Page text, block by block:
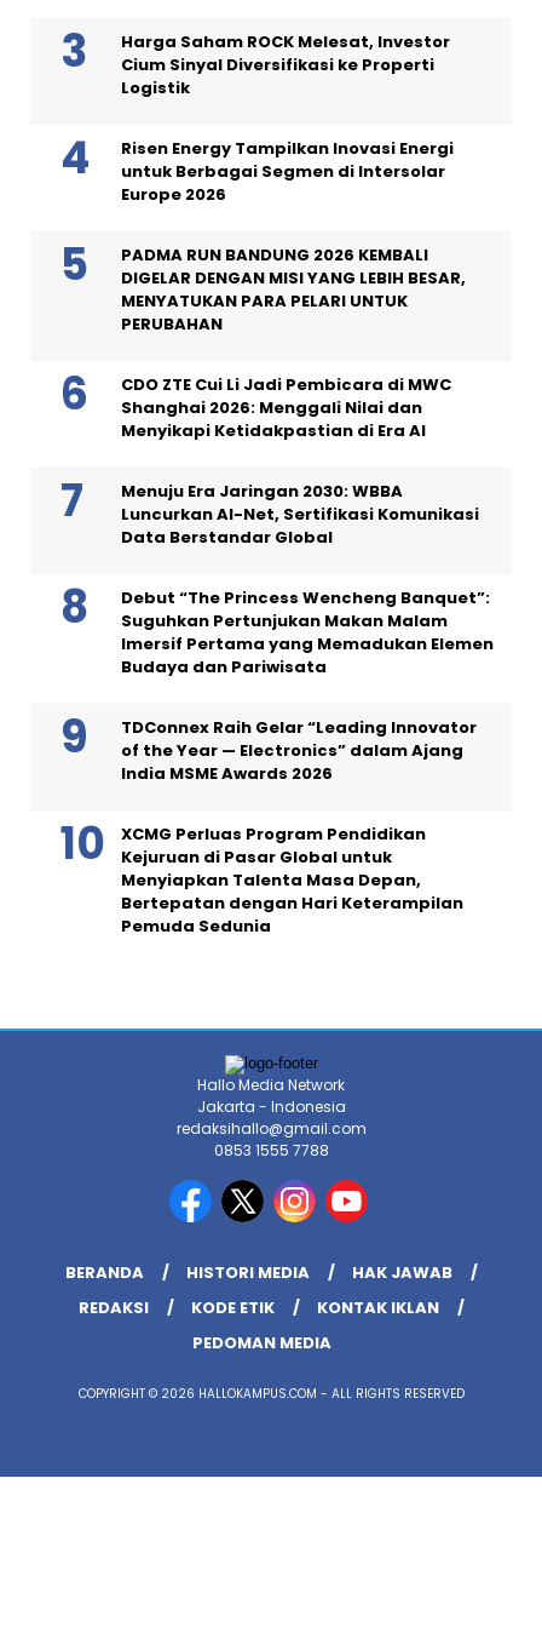
Harga Saham ROCK Melesat, Investor
Cium Sinyal Diversifikasi ke Properti
Logistik
Risen Energy Tampilkan Inovasi Energi
untuk Berbagai Segmen di Intersolar
Europe 2026
PADMA RUN BANDUNG 2026 KEMBALI
DIGELAR DENGAN MISI YANG LEBIH BESAR,
MENYATUKAN PARA PELARI UNTUK
PERUBAHAN
CDO ZTE Cui Li Jadi Pembicara di MWC
Shanghai 2026: Menggali Nilai dan
Menyikapi Ketidakpastian di Era AI
Menuju Era Jaringan 2030: WBBA
Luncurkan AI-Net, Sertifikasi Komunikasi
Data Berstandar Global
Debut “The Princess Wencheng Banquet”:
Suguhkan Pertunjukan Makan Malam
Imersif Pertama yang Memadukan Elemen
Budaya dan Pariwisata
TDConnex Raih Gelar “Leading Innovator
of the Year — Electronics” dalam Ajang
India MSME Awards 2026
XCMG Perluas Program Pendidikan
Kejuruan di Pasar Global untuk
Menyiapkan Talenta Masa Depan,
Bertepatan dengan Hari Keterampilan
Pemuda Sedunia
Hallo Media Network
Jakarta - Indonesia
redaksihallo@gmail.com
0853 1555 7788
BERANDA HISTORI MEDIA
HAK JAWAB
REDAKSI
KODE ETIK
KONTAK IKLAN
PEDOMAN MEDIA
COPYRIGHT © 2026 HALLOKAMPUS.COM - ALL RIGHTS RESERVED